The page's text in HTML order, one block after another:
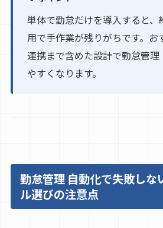
単体で勤怠だけを導入すると、
用で手作業が残りがちです。お
連携まで含めた設計で勤怠管
やすくなります。
勤怠管理 自動化で失敗しな
ル選びの注意点